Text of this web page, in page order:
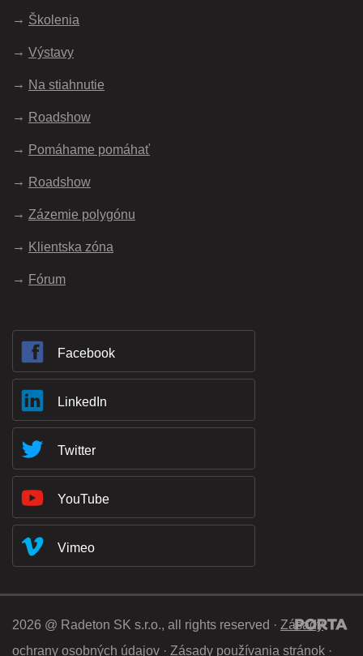
Školenia
Výstavy
Na stiahnutie
Roadshow
Pomáhame pomáhať
Roadshow
Zázemie polygónu
Klientska zóna
Fórum
Facebook
LinkedIn
Twitter
YouTube
Vimeo
2026 @ Radeton SK s.r.o., all rights reserved · Zásady
ochrany osobných údajov · Zásady používania stránok ·